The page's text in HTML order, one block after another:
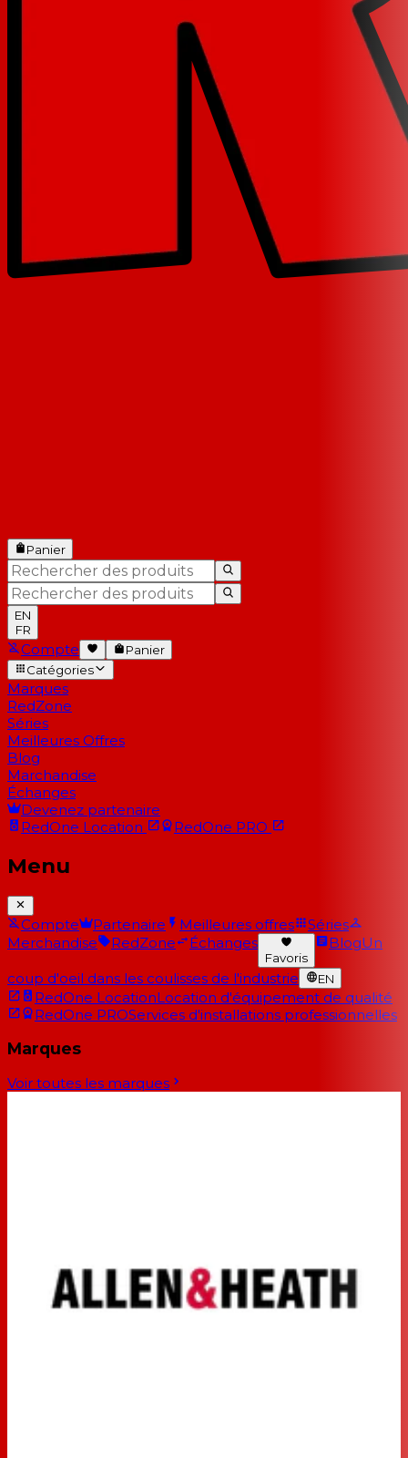
Panier
EN
FR
Compte
Panier
Catégories
Marques
RedZone
Séries
Meilleures Offres
Blog
Marchandise
Échanges
Devenez partenaire
RedOne Location RedOne PRO
Menu
Compte Partenaire Meilleures offres
Séries
Merchandise
RedZone Échanges
Favoris
BlogUn
coup d'oeil dans les coulisses de l'industrie EN
RedOne LocationLocation d'équipement de qualité
RedOne PROServices d'installations professionnelles
Marques
Voir toutes les marques